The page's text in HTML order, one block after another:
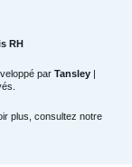
RH
par Tansley|
plus, consultez notre